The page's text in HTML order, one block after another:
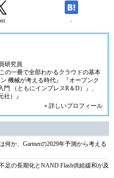
-
研究員
の一冊で全部わかるクラウドの基本
機械が考える時代』
『オープンク
門 （ともにインプレスR＆D）』 、
社）』
» 詳しいプロフィール
か、Gartnerの2029年予測から考える
足の長期化とNAND Flash供給緩和が及